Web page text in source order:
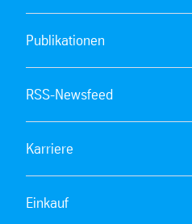
Publikationen
RSS-Newsfeed
Karriere
Einkauf